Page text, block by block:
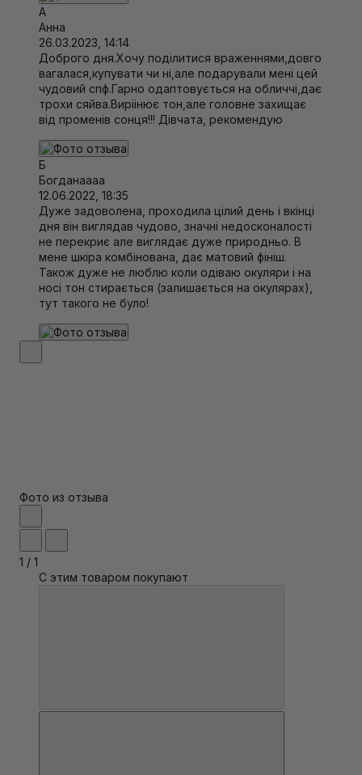
А
Анна
26.03.2023, 14:14
Доброго дня.Хочу поділитися враженнями,довго
вагалася,купувати чи ні,але подарували мені цей
чудовий спф.Гарно одаптовується на обличчі,дає
трохи сяйва.Виріінює тон,але головне захищає
від променів сонця!!! Дівчата, рекомендую
Б
Богданаааа
12.06.2022, 18:35
Дуже задоволена, проходила цілий день і вкінці
дня він виглядав чудово, значні недосконалості
не перекриє але виглядає дуже природньо. В
мене шкіра комбінована, дає матовий фініш.
Також дуже не люблю коли одіваю окуляри і на
носі тон стирається (залишається на окулярах),
тут такого не було!
Фото из отзыва
1 / 1
С этим товаром покупают